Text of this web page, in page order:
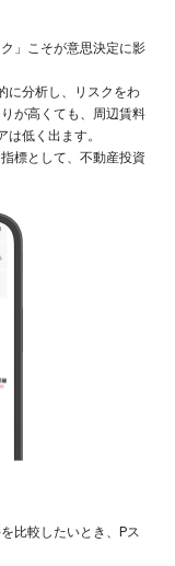
」こそが意思決定に影
に分析し、リスクをわ
が高くても、周辺賃料
低く出ます。
標として、不動産投資
比較したいとき、Pス